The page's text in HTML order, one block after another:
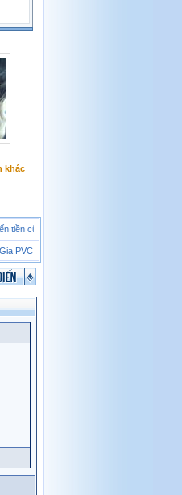
khác
đến tiền cũng làm người ta ích kỷ
Gì?